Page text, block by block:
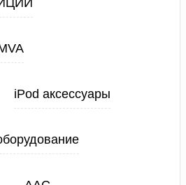
iPod аксессуары